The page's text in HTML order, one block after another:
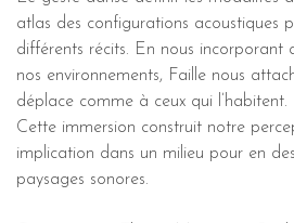
atlas des configurations acoustiques
différents récits. En nous incorporant
nos environnements, Faille nous
déplace comme à ceux qui l’habitent.
Cette immersion construit notre
implication dans un milieu pour en
paysages sonores.